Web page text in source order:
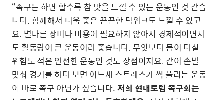
“족구는 하면 할수록 참 맛을 느낄 수 있는 운동인 것 같습
니다. 함께해서 더욱 좋은 끈끈한 팀워크도 느낄 수 있고
요. 별다른 장비나 비용이 필요하지 않아서 경제적이면서
도 활동량이 큰 운동이라 좋습니다. 무엇보다 몸이 다칠
위험도 적은 안전한 운동인 것도 장점이지요. 같이 손발
맞춰 경기를 하다 보면 어느새 스트레스가 싹 풀리는 운동
이 바로 족구 아닌가 싶습니다.저희 현대로템 족구회는